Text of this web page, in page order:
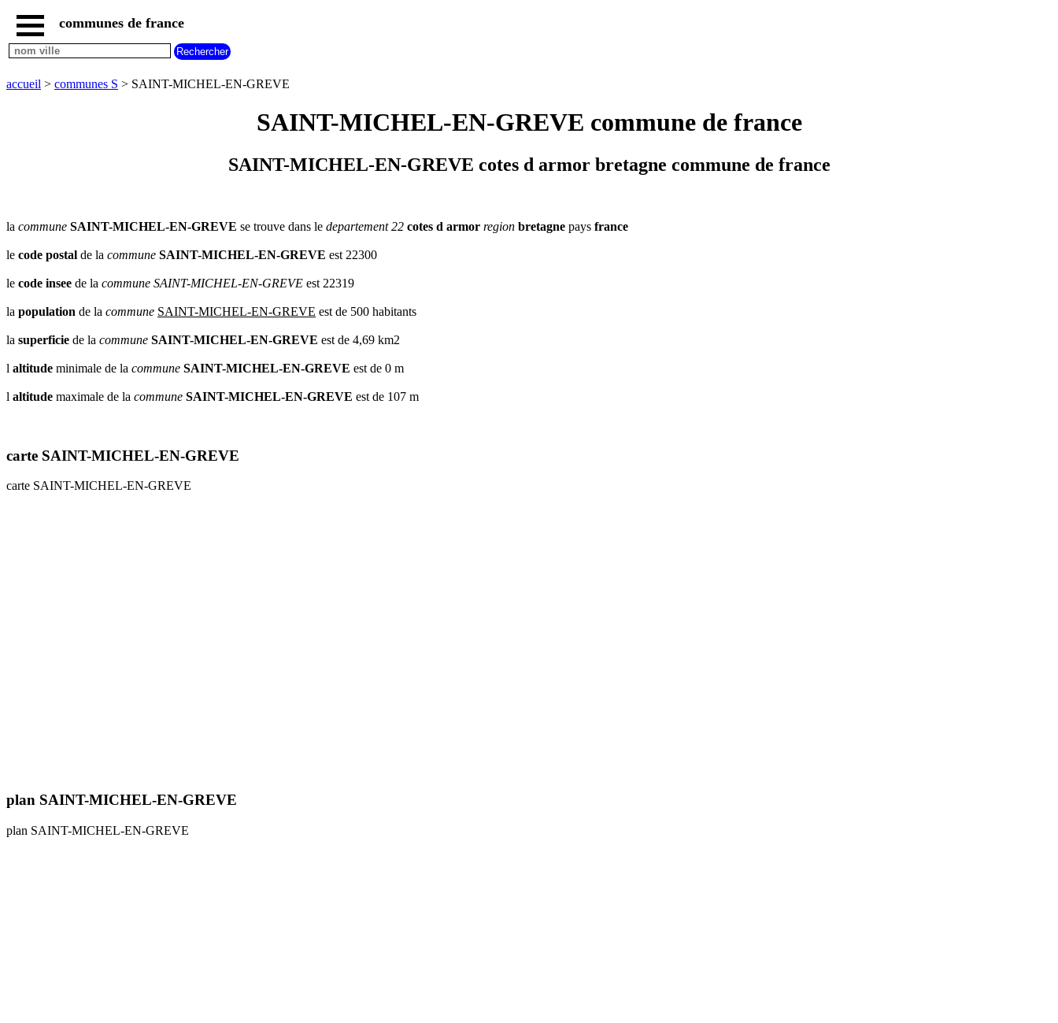
accueil
communes
regions
par
V
W X Y Z
communes de france
accueil > communes S > SAINT-MICHEL-EN-GREVE
SAINT-MICHEL-EN-GREVE commune de france
SAINT-MICHEL-EN-GREVE cotes d armor bretagne commune de france
la commune SAINT-MICHEL-EN-GREVE se trouve dans le departement 22 cotes d armor region bretagne pays france
le code postal de la commune SAINT-MICHEL-EN-GREVE est 22300
le code insee de la commune SAINT-MICHEL-EN-GREVE est 22319
la population de la commune SAINT-MICHEL-EN-GREVE est de 500 habitants
la superficie de la commune SAINT-MICHEL-EN-GREVE est de 4,69 km2
l altitude minimale de la commune SAINT-MICHEL-EN-GREVE est de 0 m
l altitude maximale de la commune SAINT-MICHEL-EN-GREVE est de 107 m
carte SAINT-MICHEL-EN-GREVE
carte SAINT-MICHEL-EN-GREVE
plan SAINT-MICHEL-EN-GREVE
plan SAINT-MICHEL-EN-GREVE